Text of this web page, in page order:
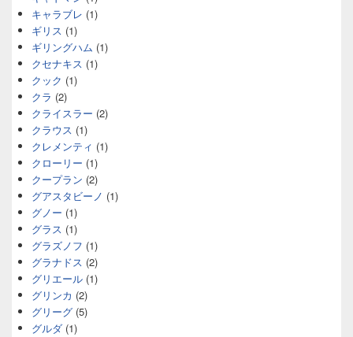
キャラブレ (1)
ギリス (1)
ギリングハム (1)
クセナキス (1)
クック (1)
クラ (2)
クライスラー (2)
クラウス (1)
クレメンティ (1)
クローリー (1)
クープラン (2)
グアスタビーノ (1)
グノー (1)
グラス (1)
グラズノフ (1)
グラナドス (2)
グリエール (1)
グリンカ (2)
グリーグ (5)
グルダ (1)